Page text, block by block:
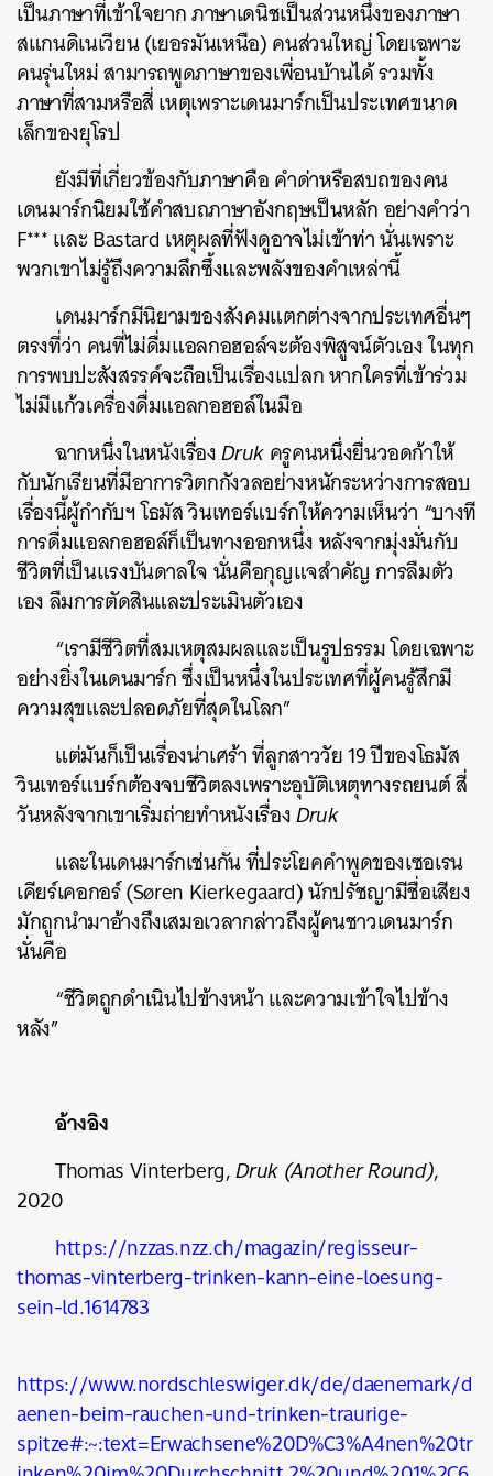
เป็นภาษาที่เข้าใจยาก ภาษาเดนิชเป็นส่วนหนึ่งของภาษา
สแกนดิเนเวียน (เยอรมันเหนือ) คนส่วนใหญ่ โดยเฉพาะ
คนรุ่นใหม่ สามารถพูดภาษาของเพื่อนบ้านได้ รวมทั้ง
ภาษาที่สามหรือสี่ เหตุเพราะเดนมาร์กเป็นประเทศขนาด
เล็กของยุโรป
ยังมีที่เกี่ยวข้องกับภาษาคือ คำด่าหรือสบถของคน
เดนมาร์กนิยมใช้คำสบถภาษาอังกฤษเป็นหลัก อย่างคำว่า
F*** และ Bastard เหตุผลที่ฟังดูอาจไม่เข้าท่า นั่นเพราะ
พวกเขาไม่รู้ถึงความลึกซึ้งและพลังของคำเหล่านี้
เดนมาร์กมีนิยามของสังคมแตกต่างจากประเทศอื่นๆ
ตรงที่ว่า คนที่ไม่ดื่มแอลกอฮอล์จะต้องพิสูจน์ตัวเอง ในทุก
การพบปะสังสรรค์จะถือเป็นเรื่องแปลก หากใครที่เข้าร่วม
ไม่มีแก้วเครื่องดื่มแอลกอฮอล์ในมือ
ฉากหนึ่งในหนังเรื่องDrukครูคนหนึ่งยื่นวอดก้าให้
กับนักเรียนที่มีอาการวิตกกังวลอย่างหนักระหว่างการสอบ
เรื่องนี้ผู้กำกับฯ โธมัส วินเทอร์แบร์กให้ความเห็นว่า “บางที
การดื่มแอลกอฮอล์ก็เป็นทางออกหนึ่ง หลังจากมุ่งมั่นกับ
ชีวิตที่เป็นแรงบันดาลใจ นั่นคือกุญแจสำคัญ การลืมตัว
เอง ลืมการตัดสินและประเมินตัวเอง
“เรามีชีวิตที่สมเหตุสมผลและเป็นรูปธรรม โดยเฉพาะ
อย่างยิ่งในเดนมาร์ก ซึ่งเป็นหนึ่งในประเทศที่ผู้คนรู้สึกมี
ความสุขและปลอดภัยที่สุดในโลก”
แต่มันก็เป็นเรื่องน่าเศร้า ที่ลูกสาววัย 19 ปีของโธมัส
วินเทอร์แบร์กต้องจบชีวิตลงเพราะอุบัติเหตุทางรถยนต์ สี่
วันหลังจากเขาเริ่มถ่ายทำหนังเรื่องDruk
และในเดนมาร์กเช่นกัน ที่ประโยคคำพูดของเซอเรน
เคียร์เคอกอร์ (Søren Kierkegaard) นักปรัชญามีชื่อเสียง
มักถูกนำมาอ้างถึงเสมอเวลากล่าวถึงผู้คนชาวเดนมาร์ก
นั่นคือ
“ชีวิตถูกดำเนินไปข้างหน้า และความเข้าใจไปข้าง
หลัง”
อ้างอิง
Thomas Vinterberg,Druk (Another Round),
2020
https://nzzas.nzz.ch/magazin/regisseur-
thomas-vinterberg-trinken-kann-eine-loesung-
sein-ld.1614783
https://www.nordschleswiger.dk/de/daenemark/d
aenen-beim-rauchen-und-trinken-traurige-
spitze#:~:text=Erwachsene%20D%C3%A4nen%20tr
SHARE TWEET LINE EMAIL